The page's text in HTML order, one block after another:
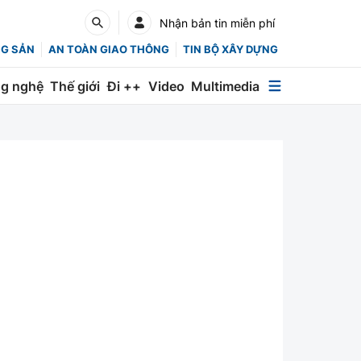
Nhận bản tin miễn phí
SẢN AN TOÀN GIAO THÔNG TIN BỘ XÂY DỰNG
nghệ Thế giới Đi ++ Video Multimedia